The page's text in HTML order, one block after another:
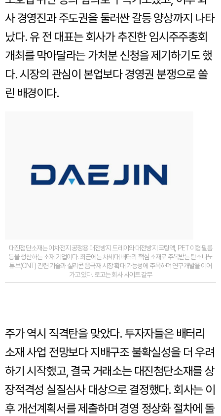
사 경영진과 주도권을 둘러싼 갈등 양상까지 나타
났다. 유 전 대표는 회사가 추진한 임시주주총회
개최를 막아달라는 가처분 신청을 제기하기도 했
다. 시장의 관심이 본업보다 경영권 분쟁으로 쏠
린 배경이다.
대진첨단소재는 이차전지 공정용 대전방지 트레이와 대전방지 코팅액, PET 이형필름
등을 생산하는 소재 기업이다. 최근에는 차세대 배터리 핵심 소재로 주목받는 탄소나노
튜브(CNT) 관련 기술과 실리콘 음극재 시장 확대 가능성에 주목하며 연구개발을 이어
가고 있다. 로고는 회사 사이트 갈무
주가 역시 직격탄을 맞았다. 투자자들은 배터리
소재 사업 전망보다 지배구조 불확실성을 더 우려
하기 시작했고, 결국 거래소는 대진첨단소재를 상
장적격성 실질심사 대상으로 결정했다. 회사는 이
후 개선계획서를 제출하며 경영 정상화 절차에 돌